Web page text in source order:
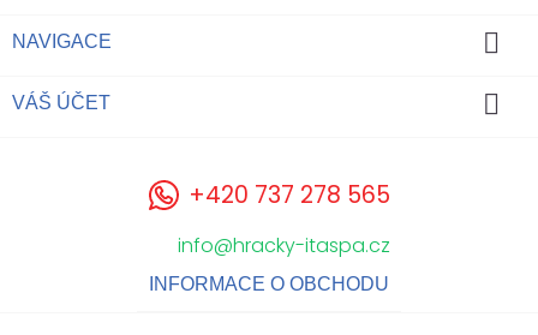
NAVIGACE 
VÁŠ ÚČET 
+420 737 278 565
info@hracky-itaspa.cz
INFORMACE O OBCHODU